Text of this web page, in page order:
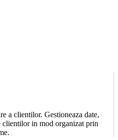
a clientilor. Gestioneaza date,
clientilor in mod organizat prin